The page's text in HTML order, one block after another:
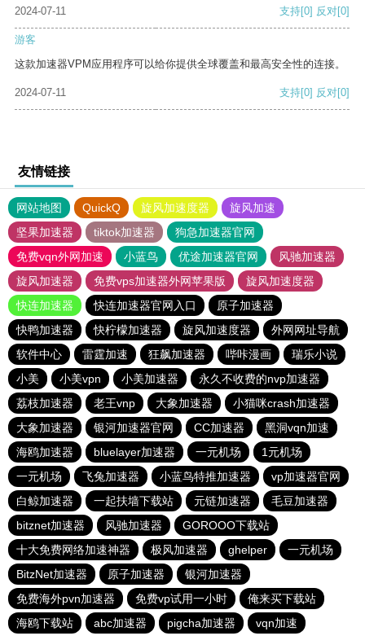
2024-07-11 支持[0] 反对[0]
游客
这款加速器VPM应用程序可以给你提供全球覆盖和最高安全性的连接。
2024-07-11 支持[0] 反对[0]
友情链接
网站地图 QuickQ 旋风加速度器
旋风加速
坚果加速器
tiktok加速器
狗急加速器官网
免费vqn外网加速
小蓝鸟 优途加速器官网
风驰加速器
旋风加速器
免费vps加速器外网苹果版
旋风加速度器
快连加速器
快连加速器官网入口
原子加速器
快鸭加速器
快柠檬加速器 旋风加速度器
外网网址导航
软件中心
雷霆加速 狂飙加速器 哔咔漫画
瑞乐小说
小美
小美vpn 小美加速器
永久不收费的nvp加速器
荔枝加速器
老王vnp 大象加速器
小猫咪crash加速器
大象加速器
银河加速器官网 CC加速器
黑洞vqn加速
海鸥加速器
bluelayer加速器 一元机场
1元机场
一元机场
飞兔加速器 小蓝鸟特推加速器
vp加速器官网
白鲸加速器
一起扶墙下载站 元链加速器
毛豆加速器
bitznet加速器
风驰加速器
GOROOO下载站
十大免费网络加速神器
极风加速器 ghelper
一元机场
BitzNet加速器
原子加速器
银河加速器
免费海外pvn加速器
免费vp试用一小时
俺来买下载站
海鸥下载站
abc加速器 pigcha加速器 vqn加速